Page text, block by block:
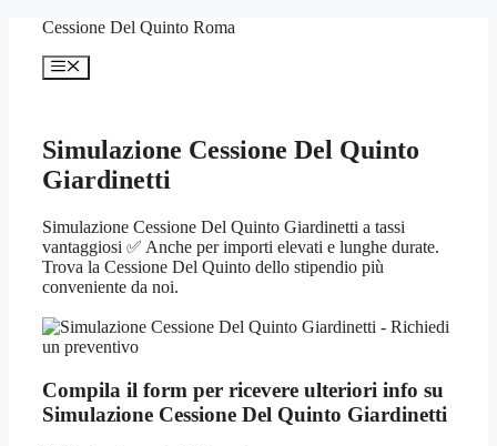
contenuto
Cessione Del Quinto Roma
Menu
Simulazione Cessione Del Quinto
Giardinetti
Simulazione Cessione Del Quinto Giardinetti a tassi
vantaggiosi ✅ Anche per importi elevati e lunghe durate.
Trova la Cessione Del Quinto dello stipendio più
conveniente da noi.
Compila il form per ricevere ulteriori info su
Simulazione Cessione Del Quinto Giardinetti